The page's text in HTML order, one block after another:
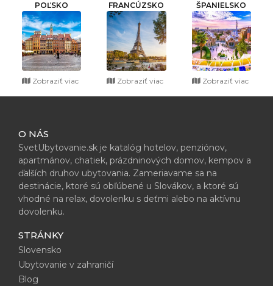
POĽSKO
Zobraziť viac
FRANCÚZSKO
Zobraziť viac
ŠPANIELSKO
Zobraziť viac
O NÁS
SvetUbytovanie.sk je katalóg hotelov, penziónov,
apartmánov, chatiek, prázdninových domov, kempov a
ďalších druhov ubytovania. Zameriavame sa na
destinácie, ktoré sú obľúbené u Slovákov, a ktoré sú
vhodné na relax, dovolenku s deťmi alebo na aktívnu
dovolenku.
STRÁNKY
Slovensko
Ubytovanie v zahraničí
Blog